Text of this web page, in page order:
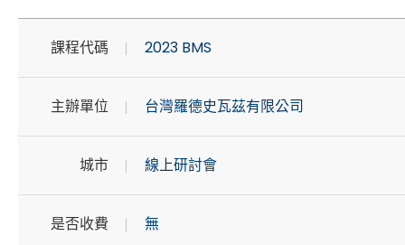
課程代碼 2023 BMS
主辦單位 台灣羅德史瓦茲有限公司
城市 線上研討會
是否收費 無